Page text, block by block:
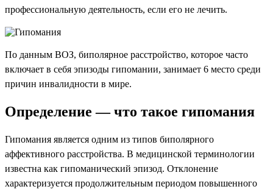
профессиональную деятельность, если его не лечить.
По данным ВОЗ, биполярное расстройство, которое часто
включает в себя эпизоды гипомании, занимает 6 место среди
причин инвалидности в мире.
Определение — что такое гипомания
Гипомания является одним из типов биполярного
аффективного расстройства. В медицинской терминологии
известна как гипоманический эпизод. Отклонение
характеризуется продолжительным периодом повышенного